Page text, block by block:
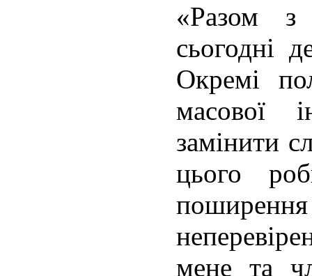
«Разом
сьогодні
Окремі
масової
замінити
цього
мене та